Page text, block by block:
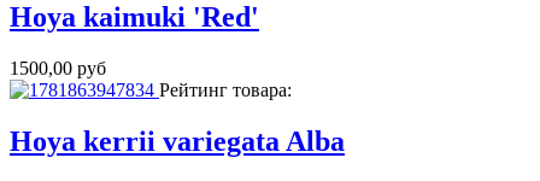
Hoya kaimuki 'Red'
1500,00 руб
Рейтинг товара:
Hoya kerrii variegata Alba